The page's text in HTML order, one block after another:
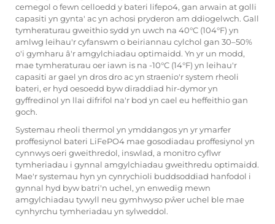
cemegol o fewn celloedd y bateri lifepo4, gan arwain at golli
capasiti yn gynta' ac yn achosi pryderon am ddiogelwch. Gall
tymheraturau gweithio sydd yn uwch na 40°C (104°F) yn
amlwg leihau'r cyfanswm o beiriannau cylchol gan 30–50%
o'i gymharu â'r amgylchiadau optimaidd. Yn yr un modd,
mae tymheraturau oer iawn is na -10°C (14°F) yn leihau'r
capasiti ar gael yn dros dro ac yn straenio'r system rheoli
bateri, er hyd oesoedd byw diraddiad hir-dymor yn
gyffredinol yn llai difrifol na'r bod yn cael eu heffeithio gan
goch.
Systemau rheoli thermol yn ymddangos yn yr ymarfer
proffesiynol bateri LiFePO4 mae gosodiadau proffesiynol yn
cynnwys oeri gweithredol, inswlad, a monitro cyflwr
tymheriadau i gynnal amgylchiadau gweithredu optimaidd.
Mae'r systemau hyn yn cynrychioli buddsoddiad hanfodol i
gynnal hyd byw batri'n uchel, yn enwedig mewn
amgylchiadau tywyll neu gymhwyso pŵer uchel ble mae
cynhyrchu tymheriadau yn sylweddol.